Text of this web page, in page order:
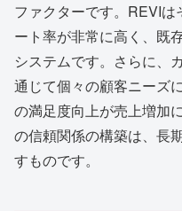
ファクターです。REVI
ート率が非常に高く、既
システムです。さらに、
通じて個々の顧客ニーズ
の満足度向上が売上増加
の信頼関係の構築は、長
すものです。